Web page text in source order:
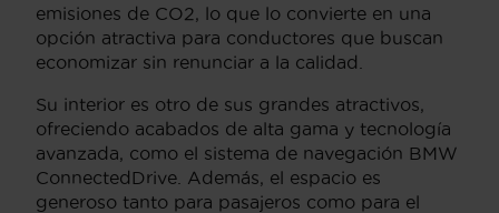
emisiones de CO2, lo que lo convierte en una
opción atractiva para conductores que buscan
economizar sin renunciar a la calidad.
Su interior es otro de sus grandes atractivos,
ofreciendo acabados de alta gama y tecnología
avanzada, como el sistema de navegación BMW
ConnectedDrive. Además, el espacio es
generoso tanto para pasajeros como para el